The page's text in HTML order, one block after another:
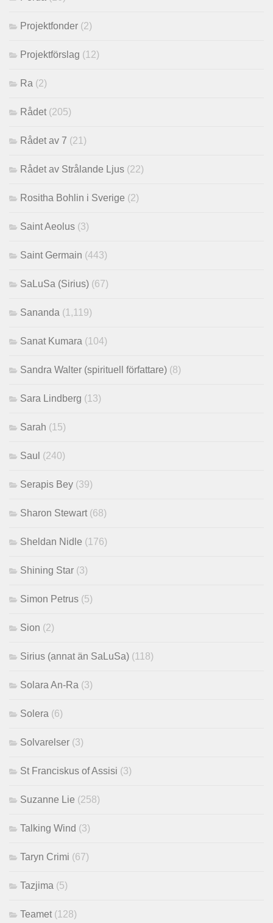
Projektfonder (2)
Projektförslag (12)
Ra (2)
Rådet (205)
Rådet av 7 (21)
Rådet av Strålande Ljus (22)
Rositha Bohlin i Sverige (2)
Saint Aeolus (3)
Saint Germain (443)
SaLuSa (Sirius) (67)
Sananda (1,119)
Sanat Kumara (104)
Sandra Walter (spirituell författare) (8)
Sara Lindberg (13)
Sarah (15)
Saul (240)
Serapis Bey (39)
Sharon Stewart (68)
Sheldan Nidle (176)
Shining Star (3)
Simon Petrus (5)
Sion (2)
Sirius (annat än SaLuSa) (118)
Solara An-Ra (3)
Solera (6)
Solvarelser (3)
St Franciskus of Assisi (3)
Suzanne Lie (258)
Talking Wind (3)
Taryn Crimi (67)
Tazjima (5)
Teamet (128)